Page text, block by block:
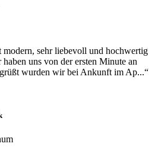
modern, sehr liebevoll und hochwertig
uns von der ersten Minute an
wurden wir bei Ankunft im Ap...“